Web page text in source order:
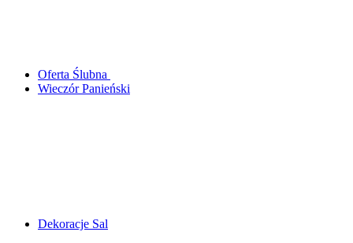
Oferta Ślubna
Wieczór Panieński
Dekoracje Sal